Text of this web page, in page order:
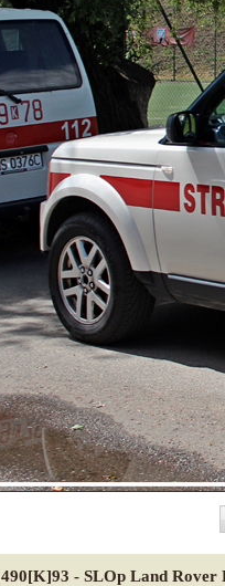
490[K]93 - SLOp Land Rover